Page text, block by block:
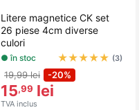
Litere magnetice CK set
26 piese 4cm diverse
culori
● în stoc ★★★★★ (3)
19,99 lei -20%
15,99 lei
TVA inclus